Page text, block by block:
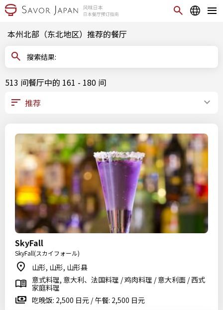
本州北部（东北地区）推荐的餐厅
搜索结果:
513 间餐厅中的 161 - 180 间
SkyFall
SkyFall(スカイフォール)
山形, 山形, 山形县
意式料理, 意大利、法国料理 / 鸡肉料理 / 意大利面 / 西式
家庭料理
吃晚饭: 2,500 日元 / 午餐: 2,500 日元